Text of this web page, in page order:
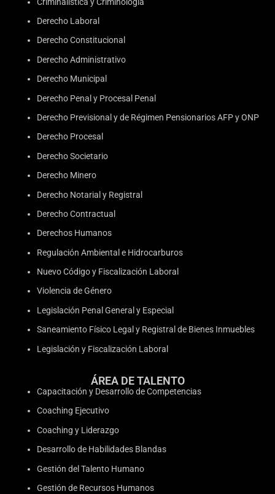
Derecho Laboral
Derecho Constitucional
Derecho Administrativo
Derecho Municipal
Derecho Penal y Procesal Penal
Derecho Previsional y de Régimen Pensionarios AFP y ONP
Derecho Procesal
Derecho Societario
Derecho Minero
Derecho Notarial y Registral
Derecho Contractual
Derechos Humanos
Regulación Ambiental e Hidrocarburos
Nuevo Código y Fiscalización Laboral
Violencia de Género
Legislación Penal General y Especial
Saneamiento Físico Legal y Registral de Bienes Inmuebles
Legislación y Fiscalización Laboral
ÁREA DE TALENTO
Capacitación y Desarrollo de Competencias
Coaching Ejecutivo
Coaching y Liderazgo
Desarrollo de Habilidades Blandas
Gestión del Talento Humano
Gestión de Recursos Humanos